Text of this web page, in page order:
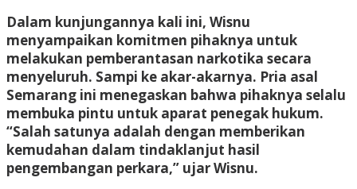
Dalam kunjungannya kali ini, Wisnu
menyampaikan komitmen pihaknya untuk
melakukan pemberantasan narkotika secara
menyeluruh. Sampi ke akar-akarnya. Pria asal
Semarang ini menegaskan bahwa pihaknya selalu
membuka pintu untuk aparat penegak hukum.
“Salah satunya adalah dengan memberikan
kemudahan dalam tindaklanjut hasil
pengembangan perkara,” ujar Wisnu.